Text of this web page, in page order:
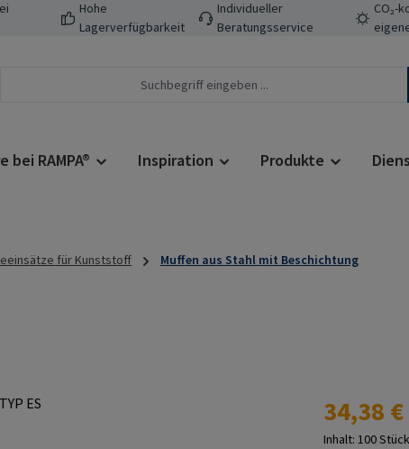
Hohe
Lagerverfügbarkeit
Individueller
Beratungsservice
CO₂-
bei RAMPA® Inspiration Produkte
für Kunststoff Muffen aus Stahl mit Beschichtung
Regulärer
34,38 €
Inhalt: 100 Stück